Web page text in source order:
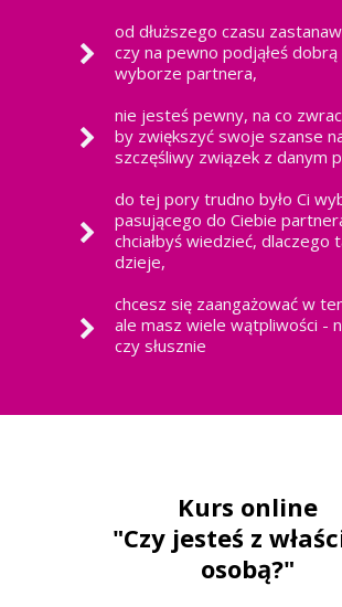
od dłuższego czasu
czy na pewno podjąłeś
wyborze partnera,
nie jesteś pewny, na co
by zwiększyć swoje szanse
szczęśliwy związek z danym
do tej pory trudno było Ci
pasującego do Ciebie
chciałbyś wiedzieć, dlaczego
dzieje,
chcesz się zaangażować w
ale masz wiele wątpliwości -
czy słusznie
Kurs online
"Czy jesteś z
osobą?"